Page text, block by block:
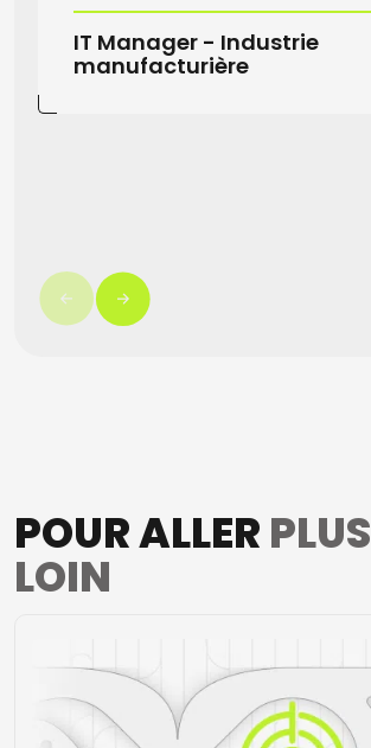
IT Manager - Industrie
manufacturière
POUR ALLER PLUS
LOIN